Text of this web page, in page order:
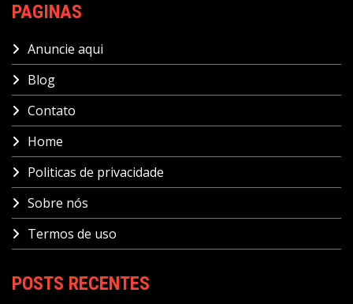
PAGINAS
Anuncie aqui
Blog
Contato
Home
Politicas de privacidade
Sobre nós
Termos de uso
POSTS RECENTES